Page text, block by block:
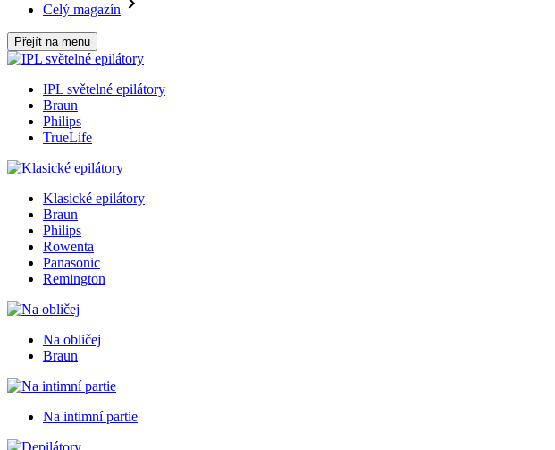
Celý magazín
Přejít na menu
IPL světelné epilátory
Braun
Philips
TrueLife
Klasické epilátory
Braun
Philips
Rowenta
Panasonic
Remington
Na obličej
Braun
Na intimní partie